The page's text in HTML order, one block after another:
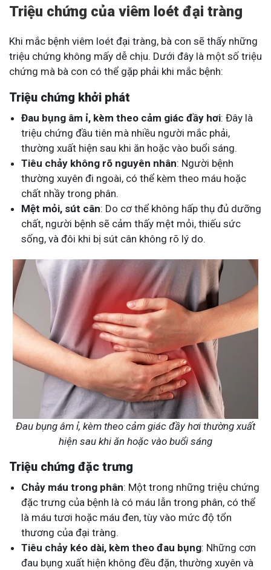
Triệu chứng của viêm loét đại tràng
Khi mắc bệnh viêm loét đại tràng, bà con sẽ thấy những
triệu chứng không mấy dễ chịu. Dưới đây là một số triệu
chứng mà bà con có thể gặp phải khi mắc bệnh:
Triệu chứng khởi phát
Đau bụng âm ỉ, kèm theo cảm giác đầy hơi: Đây là
triệu chứng đầu tiên mà nhiều người mắc phải,
thường xuất hiện sau khi ăn hoặc vào buổi sáng.
Tiêu chảy không rõ nguyên nhân: Người bệnh
thường xuyên đi ngoài, có thể kèm theo máu hoặc
chất nhầy trong phân.
Mệt mỏi, sút cân: Do cơ thể không hấp thụ đủ dưỡng
chất, người bệnh sẽ cảm thấy mệt mỏi, thiếu sức
sống, và đôi khi bị sút cân không rõ lý do.
Đau bụng âm ỉ, kèm theo cảm giác đầy hơi thường xuất
hiện sau khi ăn hoặc vào buổi sáng
Triệu chứng đặc trưng
Chảy máu trong phân: Một trong những triệu chứng
đặc trưng của bệnh là có máu lẫn trong phân, có thể
là máu tươi hoặc máu đen, tùy vào mức độ tổn
thương của đại tràng.
Tiêu chảy kéo dài, kèm theo đau bụng: Những cơn
đau bụng xuất hiện không đều đặn, thường xuyên và